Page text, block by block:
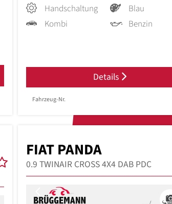
Handschaltung
Blau
Kombi
Benzin
Details
Fahrzeug-Nr.
FIAT PANDA
0.9 TWINAIR CROSS 4X4 DAB PDC
Previous